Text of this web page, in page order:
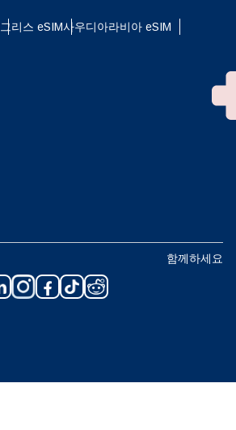
그리스 eSIM사우디아라비아 eSIM
함께하세요